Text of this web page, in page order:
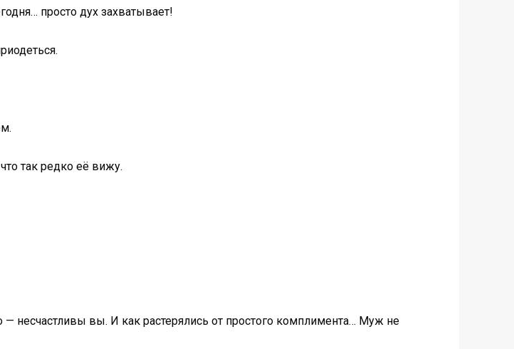
просто дух захватывает!
так редко её вижу.
вы. И как растерялись от простого комплимента… Муж не